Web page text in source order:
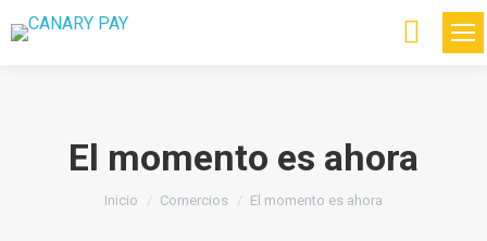
Buscar:
El momento es ahora
Estás aquí:
Inicio Comercios El momento es ahora